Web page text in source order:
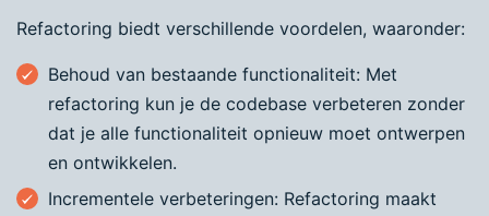
Refactoring biedt verschillende voordelen, waaronder:
Behoud van bestaande functionaliteit: Met
refactoring kun je de codebase verbeteren zonder
dat je alle functionaliteit opnieuw moet ontwerpen
en ontwikkelen.
Incrementele verbeteringen: Refactoring maakt